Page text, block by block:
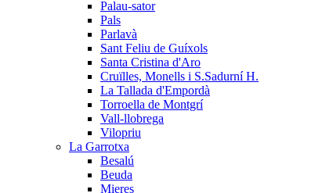
Palau-sator
Pals
Parlavà
Sant Feliu de Guíxols
Santa Cristina d'Aro
Cruïlles, Monells i S.Sadurní H.
La Tallada d'Empordà
Torroella de Montgrí
Vall-llobrega
Vilopriu
La Garrotxa
Besalú
Beuda
Mieres